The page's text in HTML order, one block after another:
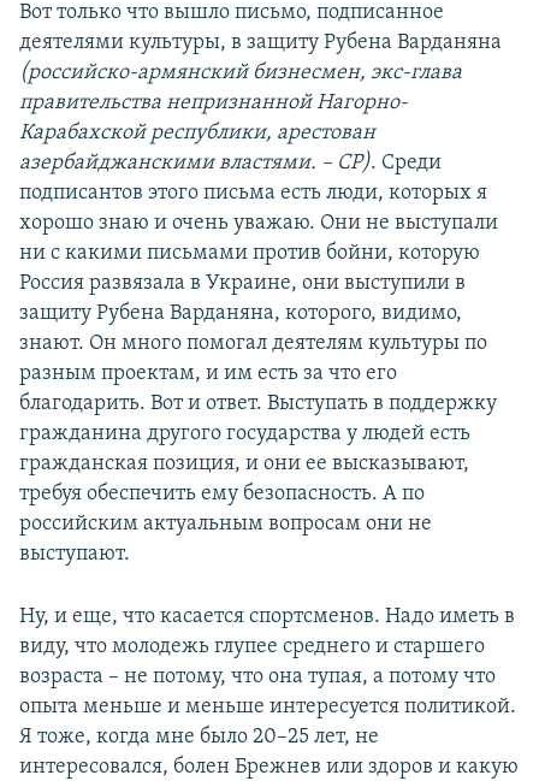
Вот только что вышло письмо, подписанное
деятелями культуры, в защиту Рубена Варданяна
(российско-армянский бизнесмен, экс-глава
правительства непризнанной Нагорно-
Карабахской республики, арестован
азербайджанскими властями. – СР). Среди
подписантов этого письма есть люди, которых я
хорошо знаю и очень уважаю. Они не выступали
ни с какими письмами против бойни, которую
Россия развязала в Украине, они выступили в
защиту Рубена Варданяна, которого, видимо,
знают. Он много помогал деятелям культуры по
разным проектам, и им есть за что его
благодарить. Вот и ответ. Выступать в поддержку
гражданина другого государства у людей есть
гражданская позиция, и они ее высказывают,
требуя обеспечить ему безопасность. А по
российским актуальным вопросам они не
выступают.
Ну, и еще, что касается спортсменов. Надо иметь в
виду, что молодежь глупее среднего и старшего
возраста – не потому, что она тупая, а потому что
опыта меньше и меньше интересуется политикой.
Я тоже, когда мне было 20–25 лет, не
интересовался, болен Брежнев или здоров и какую